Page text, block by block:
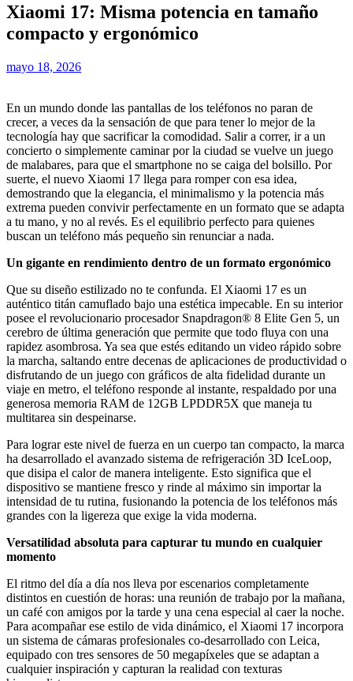
Xiaomi 17: Misma potencia en tamaño
compacto y ergonómico
mayo 18, 2026
En un mundo donde las pantallas de los teléfonos no paran de
crecer, a veces da la sensación de que para tener lo mejor de la
tecnología hay que sacrificar la comodidad. Salir a correr, ir a un
concierto o simplemente caminar por la ciudad se vuelve un juego
de malabares, para que el smartphone no se caiga del bolsillo. Por
suerte, el nuevo Xiaomi 17 llega para romper con esa idea,
demostrando que la elegancia, el minimalismo y la potencia más
extrema pueden convivir perfectamente en un formato que se adapta
a tu mano, y no al revés. Es el equilibrio perfecto para quienes
buscan un teléfono más pequeño sin renunciar a nada.
Un gigante en rendimiento dentro de un formato ergonómico
Que su diseño estilizado no te confunda. El Xiaomi 17 es un
auténtico titán camuflado bajo una estética impecable. En su interior
posee el revolucionario procesador Snapdragon® 8 Elite Gen 5, un
cerebro de última generación que permite que todo fluya con una
rapidez asombrosa. Ya sea que estés editando un video rápido sobre
la marcha, saltando entre decenas de aplicaciones de productividad o
disfrutando de un juego con gráficos de alta fidelidad durante un
viaje en metro, el teléfono responde al instante, respaldado por una
generosa memoria RAM de 12GB LPDDR5X que maneja tu
multitarea sin despeinarse.
Para lograr este nivel de fuerza en un cuerpo tan compacto, la marca
ha desarrollado el avanzado sistema de refrigeración 3D IceLoop,
que disipa el calor de manera inteligente. Esto significa que el
dispositivo se mantiene fresco y rinde al máximo sin importar la
intensidad de tu rutina, fusionando la potencia de los teléfonos más
grandes con la ligereza que exige la vida moderna.
Versatilidad absoluta para capturar tu mundo en cualquier
momento
El ritmo del día a día nos lleva por escenarios completamente
distintos en cuestión de horas: una reunión de trabajo por la mañana,
un café con amigos por la tarde y una cena especial al caer la noche.
Para acompañar ese estilo de vida dinámico, el Xiaomi 17 incorpora
un sistema de cámaras profesionales co-desarrollado con Leica,
equipado con tres sensores de 50 megapíxeles que se adaptan a
cualquier inspiración y capturan la realidad con texturas